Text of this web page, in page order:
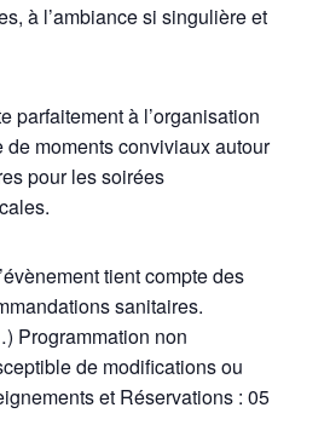
à l’ambiance si singulière et
parfaitement à l’organisation
de moments conviviaux autour
pour les soirées
tient compte des
sanitaires.
Programmation non
de modifications ou
et Réservations : 05